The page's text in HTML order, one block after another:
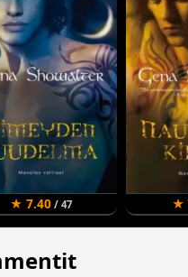
★ 7.40/ 47 ★